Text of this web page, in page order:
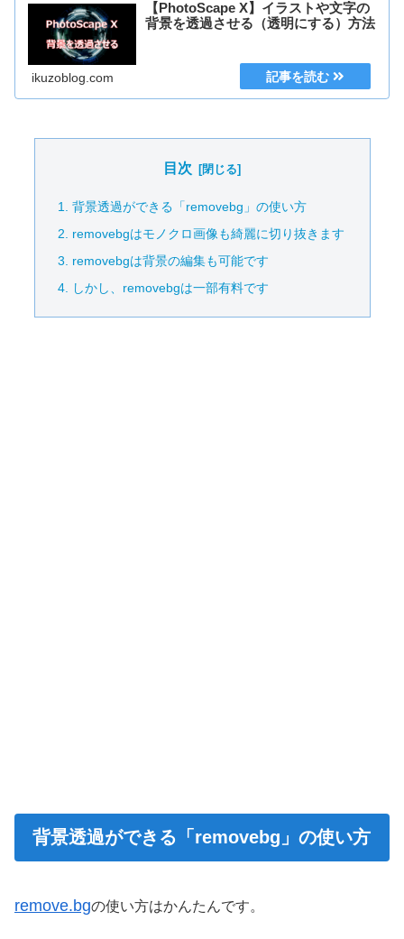
【PhotoScape X】イラストや文字の
背景を透過させる（透明にする）方法
ikuzoblog.com
目次
背景透過ができる「removebg」の使い方
removebgはモノクロ画像も綺麗に切り抜きます
removebgは背景の編集も可能です
しかし、removebgは一部有料です
背景透過ができる「removebg」の使い方
remove.bgの使い方はかんたんです。